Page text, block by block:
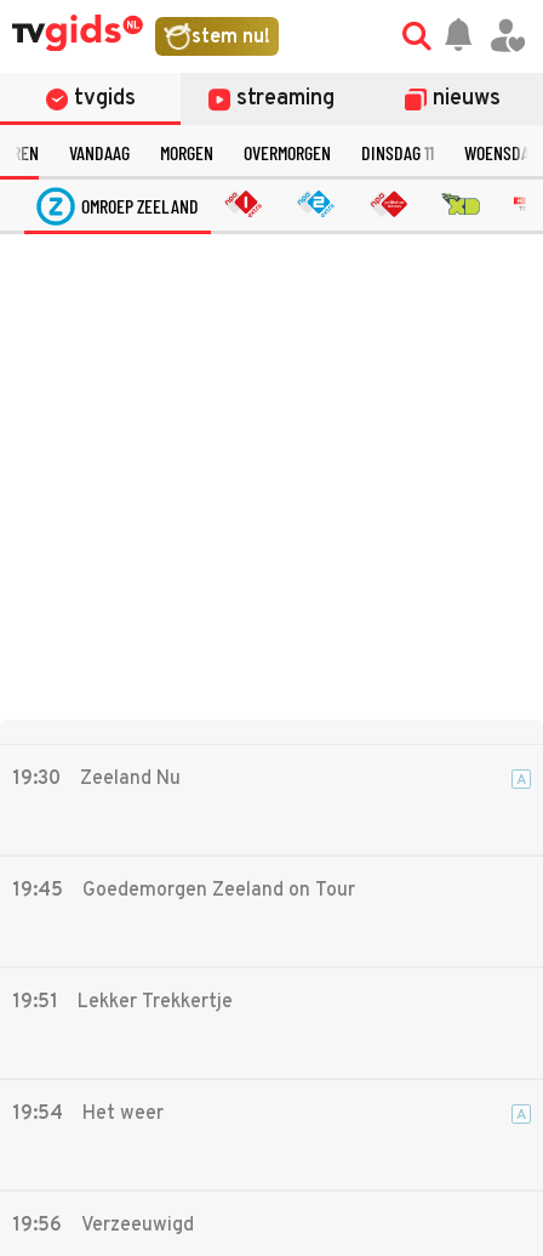
stem nu!
tvgids streaming nieuws
VANDAAG MORGEN OVERMORGEN DINSDAG11 WOENSDAG
OMROEP ZEELAND
19:30 Zeeland Nu A
19:45 Goedemorgen Zeeland on Tour
19:51 Lekker Trekkertje
19:54 Het weer A
19:56 Verzeeuwigd